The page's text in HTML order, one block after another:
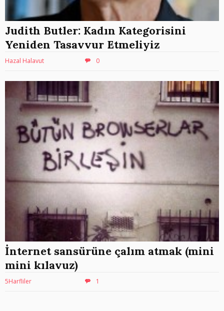
Judith Butler: Kadın Kategorisini
Yeniden Tasavvur Etmeliyiz
Hazal Halavut 0
İnternet sansürüne çalım atmak (mini
mini kılavuz)
5Harfliler 1